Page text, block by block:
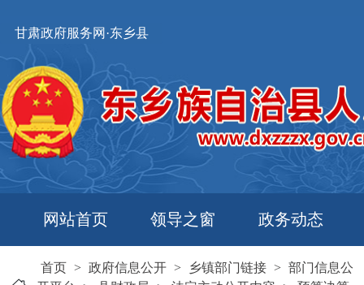
甘肃政府服务网·东乡县
网站首页 领导之窗 政务动态
首页 > 政府信息公开 > 乡镇部门链接 > 部门信息公